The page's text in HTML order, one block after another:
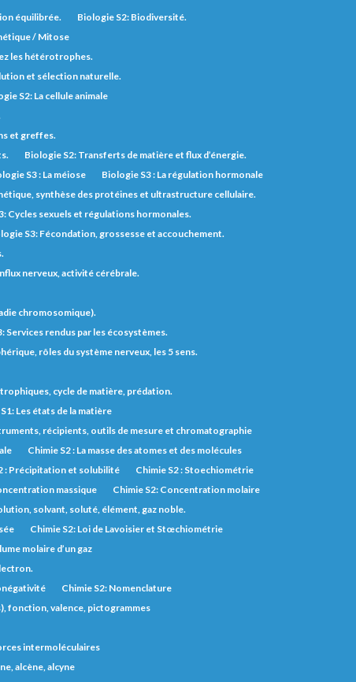
équilibrée.
Biologie S2: Biodiversité.
/ Mitose
les hétérotrophes.
et sélection naturelle.
S2: La cellule animale
et greffes.
Biologie S2: Transferts de matière et flux d’énergie.
S3 : La méiose
Biologie S3 : La régulation hormonale
synthèse des protéines et ultrastructure cellulaire.
Cycles sexuels et régulations hormonales.
S3: Fécondation, grossesse et accouchement.
nerveux, activité cérébrale.
chromosomique).
Services rendus par les écosystèmes.
rôles du système nerveux, les 5 sens.
cycle de matière, prédation.
Les états de la matière
récipients, outils de mesure et chromatographie
Chimie S2 : La masse des atomes et des molécules
: Précipitation et solubilité
Chimie S2 : Stoechiométrie
massique
Chimie S2: Concentration molaire
solvant, soluté, élément, gaz noble.
Chimie S2: Loi de Lavoisier et Stœchiométrie
molaire d’un gaz
Chimie S2: Nomenclature
fonction, valence, pictogrammes
intermoléculaires
alcène, alcyne